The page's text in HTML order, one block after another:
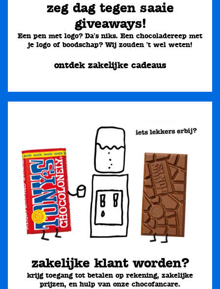
zeg dag tegen saaie
giveaways!
Een pen met logo? Da's niks. Een chocoladereep met
je logo of boodschap? Wij zouden 't wel weten!
ontdek zakelijke cadeaus
zakelijke klant worden?
krijg toegang tot betalen op rekening, zakelijke
prijzen, en hulp van onze chocofancare.